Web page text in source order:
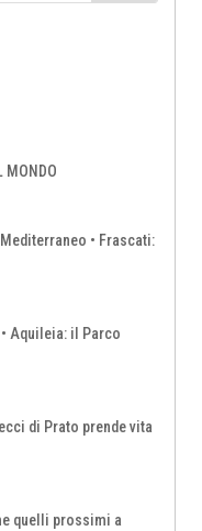
MONDO
• Frascati:
Aquileia: il Parco
di Prato prende vita
quelli prossimi a